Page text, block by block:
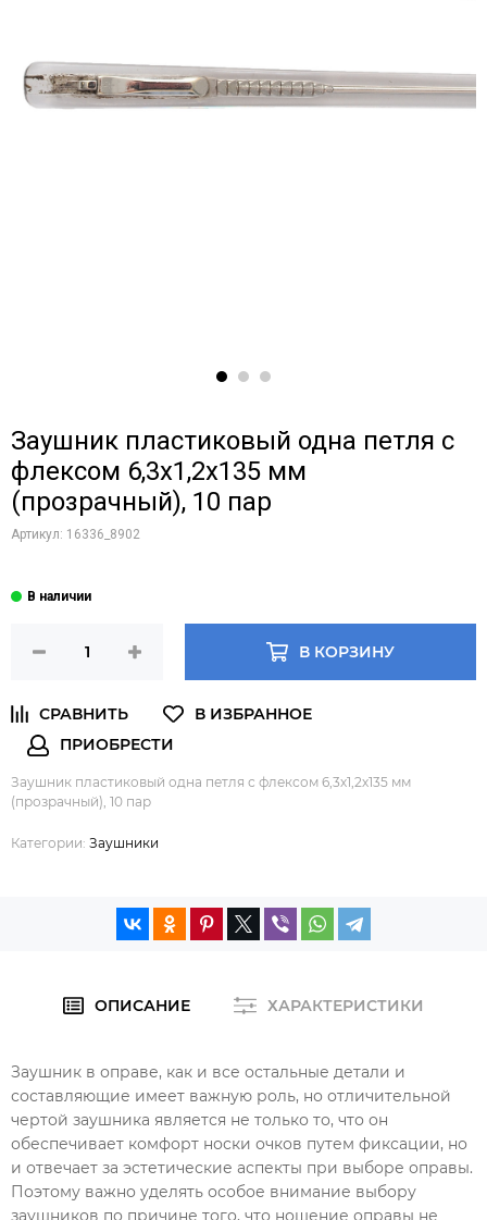
Заушник пластиковый одна петля с
флексом 6,3х1,2х135 мм
(прозрачный), 10 пар
Артикул: 16336_8902
В КОРЗИНУ
Заушник пластиковый одна петля с флексом 6,3х1,2х135 мм
(прозрачный), 10 пар
Категории: Заушники
ОПИСАНИЕ ХАРАКТЕРИСТИКИ
Заушник в оправе, как и все остальные детали и
составляющие имеет важную роль, но отличительной
чертой заушника является не только то, что он
обеспечивает комфорт носки очков путем фиксации, но
и отвечает за эстетические аспекты при выборе оправы.
Поэтому важно уделять особое внимание выбору
заушников по причине того, что ношение оправы не